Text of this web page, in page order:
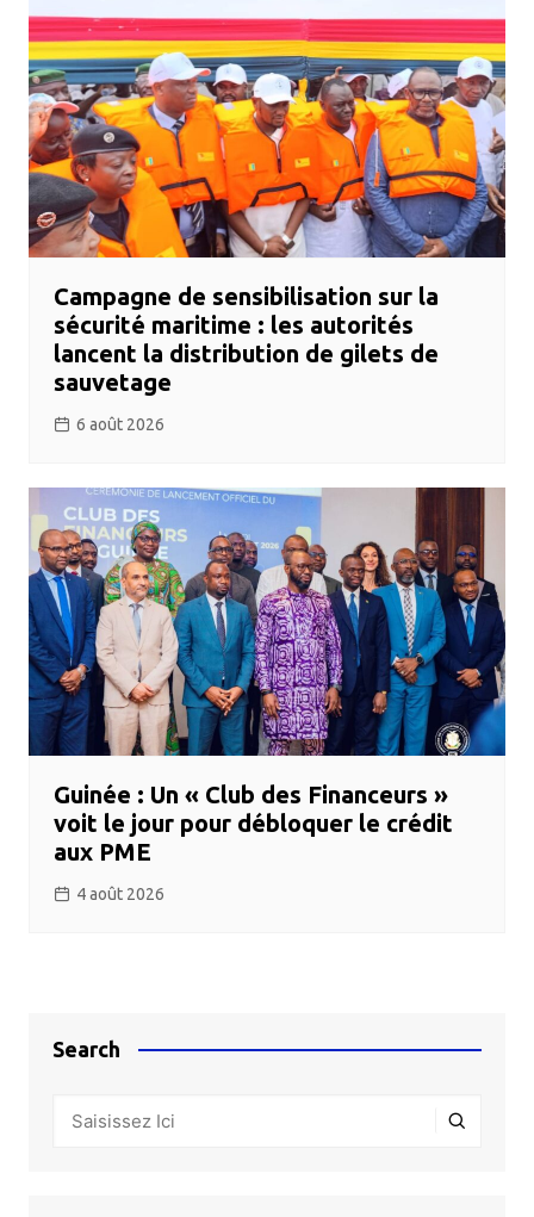
Campagne de sensibilisation sur la
sécurité maritime : les autorités
lancent la distribution de gilets de
sauvetage
6 août 2026
Guinée : Un « Club des Financeurs »
voit le jour pour débloquer le crédit
aux PME
4 août 2026
Search